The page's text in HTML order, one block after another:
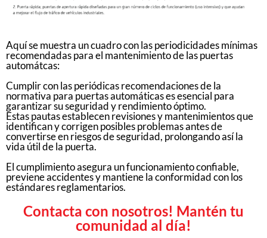
Aquí se muestra un cuadro con las periodicidades mínimas
recomendadas para el mantenimiento de las puertas
automátcas:
Cumplir con las periódicas recomendaciones de la
normativa para puertas automáticas es esencial para
garantizar su seguridad y rendimiento óptimo.
Estas pautas establecen revisiones y mantenimientos que
identifican y corrigen posibles problemas antes de
convertirse en riesgos de seguridad, prolongando así la
vida útil de la puerta.
El cumplimiento asegura un funcionamiento confiable,
previene accidentes y mantiene la conformidad con los
estándares reglamentarios.
Contacta con nosotros! Mantén tu
comunidad al día!